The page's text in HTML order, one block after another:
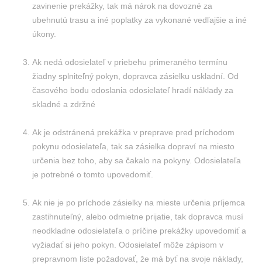
zavinenie prekážky, tak má nárok na dovozné za
ubehnutú trasu a iné poplatky za vykonané vedľajšie a iné
úkony.
Ak nedá odosielateľ v priebehu primeraného termínu
žiadny splniteľný pokyn, dopravca zásielku uskladní. Od
časového bodu odoslania odosielateľ hradí náklady za
skladné a zdržné
Ak je odstránená prekážka v preprave pred príchodom
pokynu odosielateľa, tak sa zásielka dopraví na miesto
určenia bez toho, aby sa čakalo na pokyny. Odosielateľa
je potrebné o tomto upovedomiť.
Ak nie je po príchode zásielky na mieste určenia príjemca
zastihnuteľný, alebo odmietne prijatie, tak dopravca musí
neodkladne odosielateľa o príčine prekážky upovedomiť a
vyžiadať si jeho pokyn. Odosielateľ môže zápisom v
prepravnom liste požadovať, že má byť na svoje náklady,